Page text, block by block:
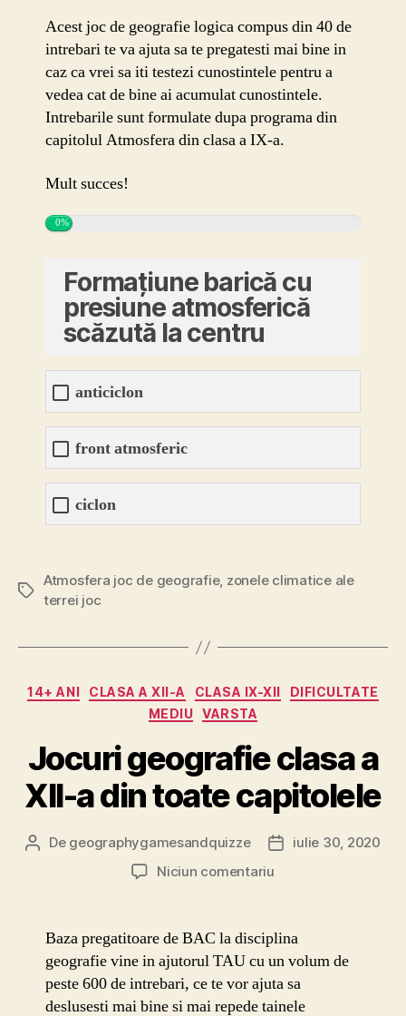
Acest joc de geografie logica compus din 40 de
intrebari te va ajuta sa te pregatesti mai bine in
caz ca vrei sa iti testezi cunostintele pentru a
vedea cat de bine ai acumulat cunostintele.
Intrebarile sunt formulate dupa programa din
capitolul Atmosfera din clasa a IX-a.
Mult succes!
0%
Formațiune barică cu
presiune atmosferică
scăzută la centru
anticiclon
front atmosferic
ciclon
Etichete
Atmosfera joc de geografie, zonele climatice ale
terrei joc
Categorii
14+ ANI CLASA A XII-A CLASA IX-XII
DIFICULTATE
MEDIU
VARSTA
Jocuri geografie clasa a
XII-a din toate capitolele
Autor
De geographygamesandquizze
Datăiulie 30, 2020
Niciun comentariula
clasa
XII-
a
din
Baza pregatitoare de BAC la disciplina
geografie vine in ajutorul TAU cu un volum de
peste 600 de intrebari, ce te vor ajuta sa
deslusesti mai bine si mai repede tainele